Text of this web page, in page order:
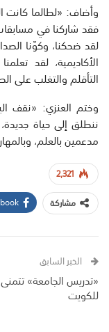
وأضاف: «لطالما كانت
فقد شاركنا في
لقد ضحكنا، وكوّنا
الأكاديمية، لقد
التأقلم والتغلب على
ننطلق إلى حياة
مدعمين بالعلم،
2,321
مشاركة
الخبر السابق
«تدريس الجامعة» تتمنى
للكويت